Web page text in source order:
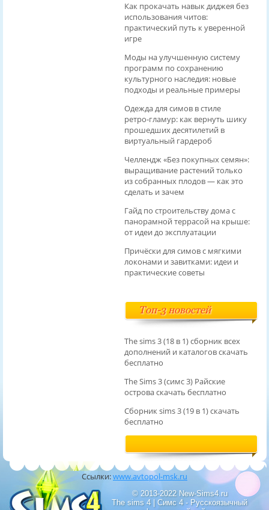
Как прокачать навык диджея без
использования читов:
практический путь к уверенной
игре
Моды на улучшенную систему
программ по сохранению
культурного наследия: новые
подходы и реальные примеры
Одежда для симов в стиле
ретро‑гламур: как вернуть шику
прошедших десятилетий в
виртуальный гардероб
Челлендж «Без покупных семян»:
выращивание растений только
из собранных плодов — как это
сделать и зачем
Гайд по строительству дома с
панорамной террасой на крыше:
от идеи до эксплуатации
Причёски для симов с мягкими
локонами и завитками: идеи и
практические советы
Топ-3 новостей
The sims 3 (18 в 1) сборник всех
дополнений и каталогов скачать
бесплатно
The Sims 3 (симс 3) Райские
острова скачать бесплатно
Сборник sims 3 (19 в 1) скачать
бесплатно
© 2013-2022 New-Sims4.ru
The sims 4 | Симс 4 - Русскоязычный
Ссылки:www.avtopol-msk.ru